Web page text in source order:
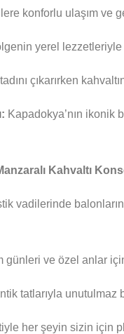
konforlu ulaşım ve
yerel lezzetleriyle
çıkarırken
Kapadokya’nın ikonik
Kahvaltı
vadilerinde
günleri ve özel anlar
tatlarıyla unutulmaz
her şeyin sizin için